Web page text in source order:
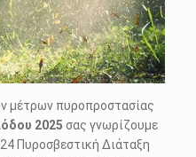
μέτρων πυροπροστασίας
2025 σας γνωρίζουμε
Πυροσβεστική Διάταξη